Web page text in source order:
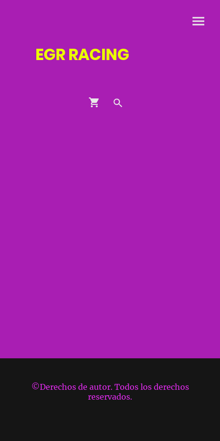
EGRRACING
©Derechos de autor. Todos los derechos
reservados.